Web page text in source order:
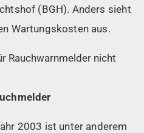
(BGH). Anders sieht
Wartungskosten aus.
2003 ist unter anderem